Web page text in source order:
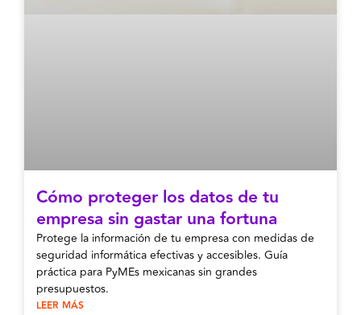
Cómo proteger los datos de tu
empresa sin gastar una fortuna
Protege la información de tu empresa con medidas de
seguridad informática efectivas y accesibles. Guía
práctica para PyMEs mexicanas sin grandes
presupuestos.
LEER MÁS